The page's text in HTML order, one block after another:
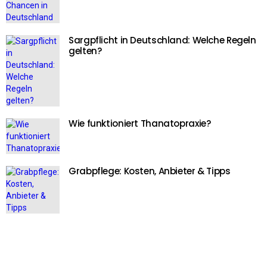
Sargpflicht in Deutschland: Welche Regeln
gelten?
Wie funktioniert Thanatopraxie?
Grabpflege: Kosten, Anbieter & Tipps